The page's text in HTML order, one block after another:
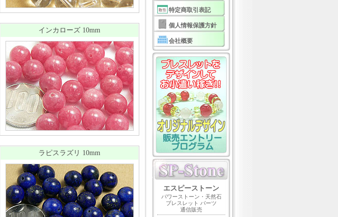
インカローズ 10mm
ラピスラズリ 10mm
特定商取引表記
個人情報保護方針
会社概要
エスピーストーン
パワーストーン・天然石
ブレスレット パーツ
通信販売